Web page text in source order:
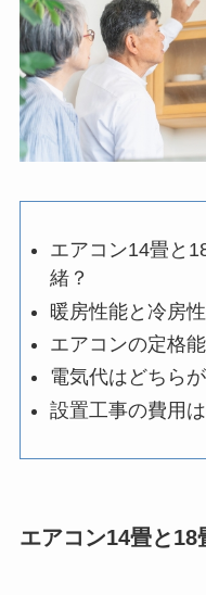
エアコン14畳と
緒？
暖房性能と冷房
エアコンの定格
電気代はどちら
設置工事の費用
エアコン14畳と18